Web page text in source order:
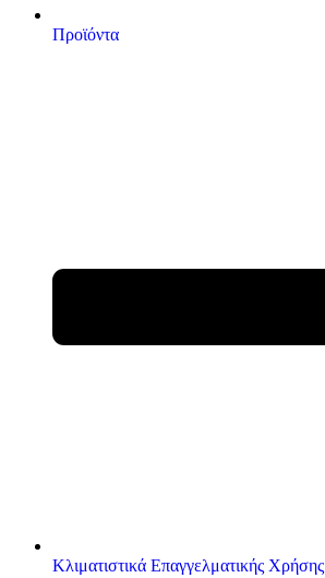
Προϊόντα
Κλιματιστικά Επαγγελματικής Χρήσης